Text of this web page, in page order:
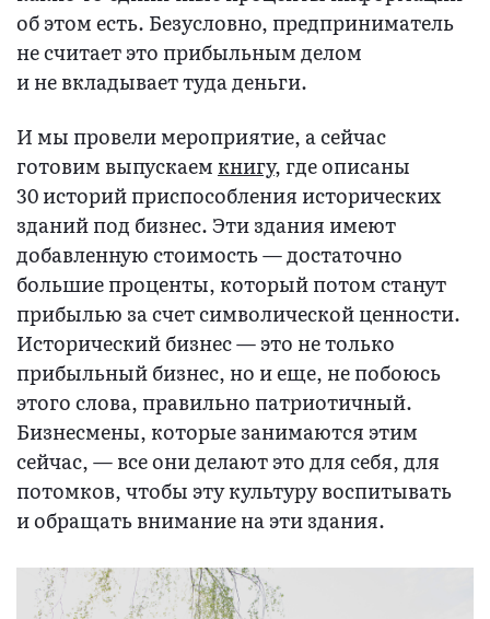
об этом есть. Безусловно, предприниматель
не считает это прибыльным делом
и не вкладывает туда деньги.
И мы провели мероприятие, а сейчас
готовим выпускаем книгу, где описаны
30 историй приспособления исторических
зданий под бизнес. Эти здания имеют
добавленную стоимость — достаточно
большие проценты, который потом станут
прибылью за счет символической ценности.
Исторический бизнес — это не только
прибыльный бизнес, но и еще, не побоюсь
этого слова, правильно патриотичный.
Бизнесмены, которые занимаются этим
сейчас, — все они делают это для себя, для
потомков, чтобы эту культуру воспитывать
и обращать внимание на эти здания.